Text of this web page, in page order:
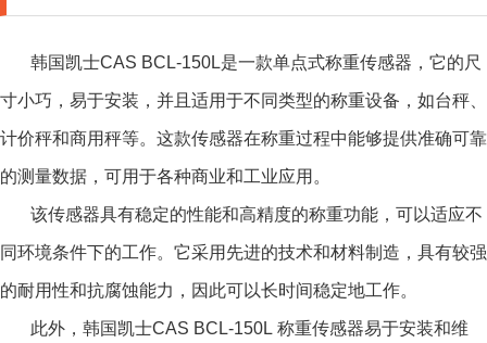
韩国凯士CAS BCL-150L是一款单点式称重传感器，它的尺
寸小巧，易于安装，并且适用于不同类型的称重设备，如台秤、
计价秤和商用秤等。这款传感器在称重过程中能够提供准确可靠
的测量数据，可用于各种商业和工业应用。
该传感器具有稳定的性能和高精度的称重功能，可以适应不
同环境条件下的工作。它采用先进的技术和材料制造，具有较强
的耐用性和抗腐蚀能力，因此可以长时间稳定地工作。
此外， 韩国凯士CAS BCL-150L 称重传感器易于安装和维